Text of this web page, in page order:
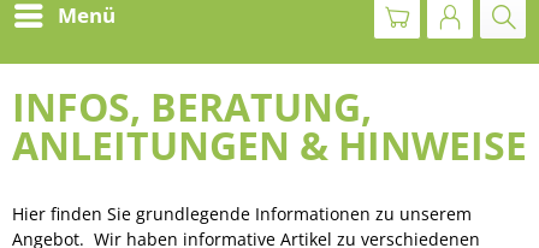
Menü
INFOS, BERATUNG,
ANLEITUNGEN & HINWEISE
Hier finden Sie grundlegende Informationen zu unserem
Angebot. Wir haben informative Artikel zu verschiedenen